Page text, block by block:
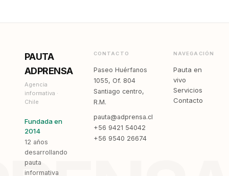
PAUTA
ADPRENSA
Agencia
informativa ·
Chile
Fundada en
2014
12 años
desarrollando
pauta
informativa
CONTACTO
Paseo Huérfanos
1055, Of. 804
Santiago centro,
R.M.
pauta@adprensa.cl
+56 9421 54042
+56 9540 26674
NAVEGACIÓN
Pauta en
vivo
Servicios
Contacto